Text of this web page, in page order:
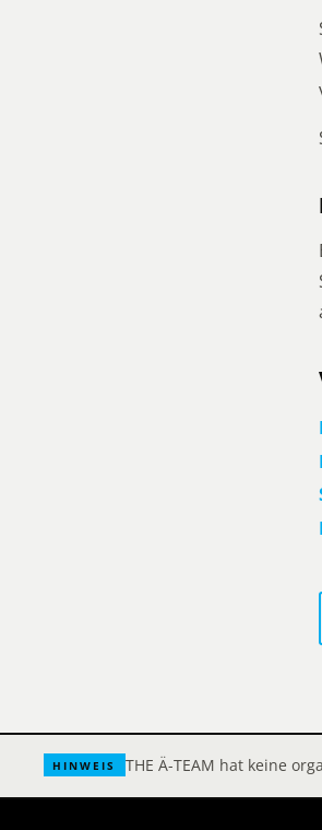
HINWEIS THE Ä-TEAM hat keine